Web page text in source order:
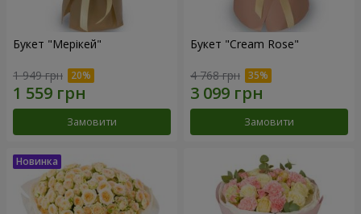
Букет "Мерікей"
1 949 грн
Замовити
Букет "Cream Rose"
4 768 грн
Замовити